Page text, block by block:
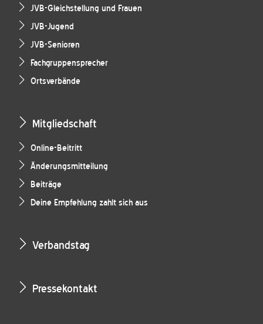
JVB-Gleichstellung und Frauen
JVB-Jugend
JVB-Senioren
Fachgruppensprecher
Ortsverbände
Mitgliedschaft
Online-Beitritt
Änderungsmitteilung
Beiträge
Deine Empfehlung zahlt sich aus
Verbandstag
Pressekontakt